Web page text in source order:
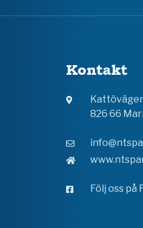
Kontakt
826 66
Följ oss på